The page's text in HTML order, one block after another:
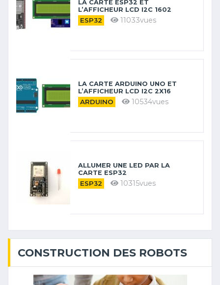
LA CARTE ESP32 ET
L’AFFICHEUR LCD I2C 1602
ESP32 11033vues
LA CARTE ARDUINO UNO ET
L’AFFICHEUR LCD I2C 2X16
ARDUINO 10534vues
ALLUMER UNE LED PAR LA
CARTE ESP32
ESP32 10315vues
CONSTRUCTION DES ROBOTS